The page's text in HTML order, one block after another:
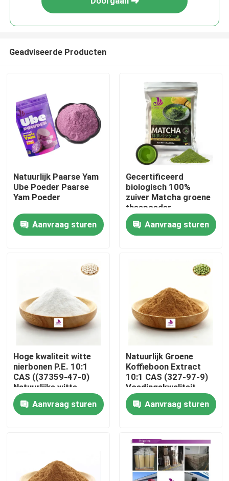
Huis
Producten
Fabrieksreis
Kwaliteitscontrole
Contact de V.S.
Nieuws
Natuurlijk Installatieuittreksel
Geadviseerde Producten
Natuurlijk Paarse Yam
Ube Poeder Paarse
Yam Poeder
Aanvraag sturen
Gecertificeerd
biologisch 100%
zuiver Matcha groene
theepoeder
Aanvraag sturen
Hoge kwaliteit witte
nierbonen P.E. 10:1
CAS ((37359-47-0)
Natuurlijke witte
nierbonen P.E. poeder
Aanvraag sturen
Natuurlijk Groene
Koffieboon Extract
10:1 CAS (327-97-9)
Voedingskwaliteit
Extract Poeder
Aanvraag sturen